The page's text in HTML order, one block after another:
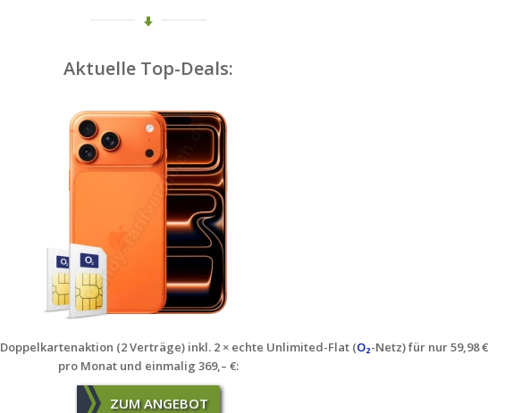
Aktuelle Top-Deals:
Doppelkartenaktion (2 Verträge) inkl. 2 × echte Unlimited-Flat (O₂-Netz) für nur 59,98 €
pro Monat und einmalig 369,– €:
ZUM ANGEBOT